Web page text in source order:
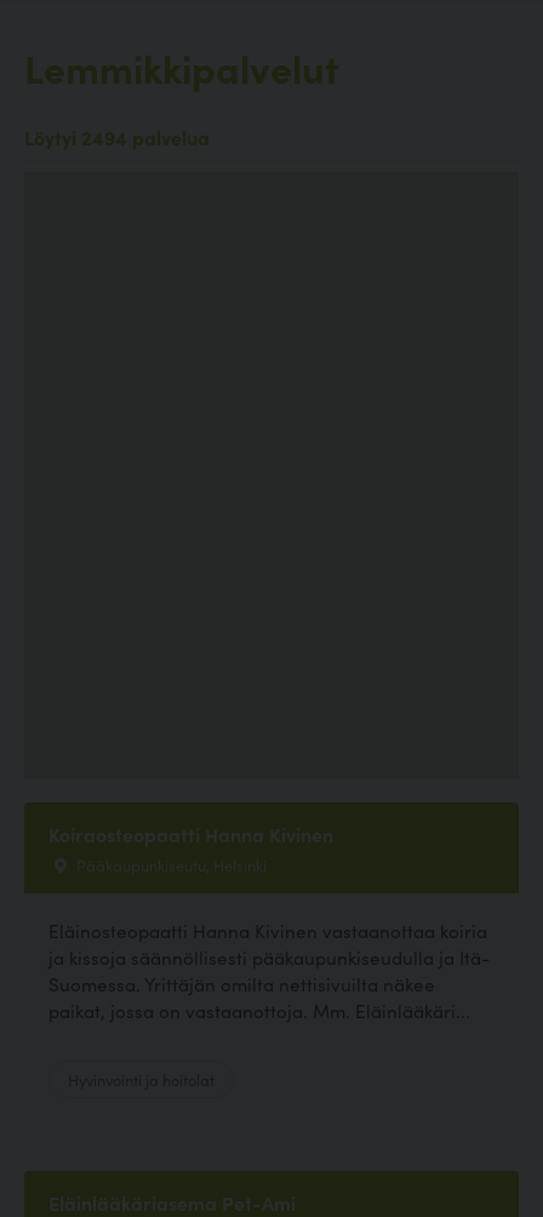
Lemmikkipalvelut
Löytyi 2494 palvelua
Koiraosteopaatti Hanna Kivinen
Pääkaupunkiseutu, Helsinki
Eläinosteopaatti Hanna Kivinen vastaanottaa koiria
ja kissoja säännöllisesti pääkaupunkiseudulla ja Itä-
Suomessa. Yrittäjän omilta nettisivuilta näkee
paikat, jossa on vastaanottoja. Mm. Eläinlääkäri...
Eläinlääkäriasema Pet-Ami